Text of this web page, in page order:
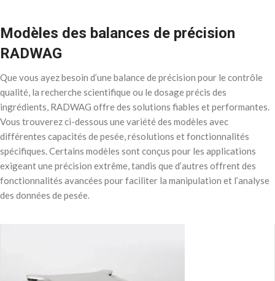
Modèles des balances de précision
RADWAG
Que vous ayez besoin d’une balance de précision pour le contrôle
qualité, la recherche scientifique ou le dosage précis des
ingrédients, RADWAG offre des solutions fiables et performantes.
Vous trouverez ci-dessous une variété des modèles avec
différentes capacités de pesée, résolutions et fonctionnalités
spécifiques. Certains modèles sont conçus pour les applications
exigeant une précision extrême, tandis que d’autres offrent des
fonctionnalités avancées pour faciliter la manipulation et l’analyse
des données de pesée.